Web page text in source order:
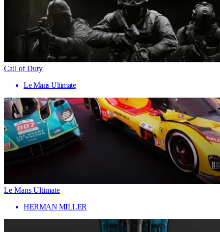
Call of Duty
Le Mans Ultimate
Le Mans Ultimate
HERMAN MILLER